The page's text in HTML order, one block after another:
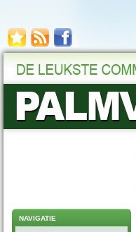
NAVIGATIE